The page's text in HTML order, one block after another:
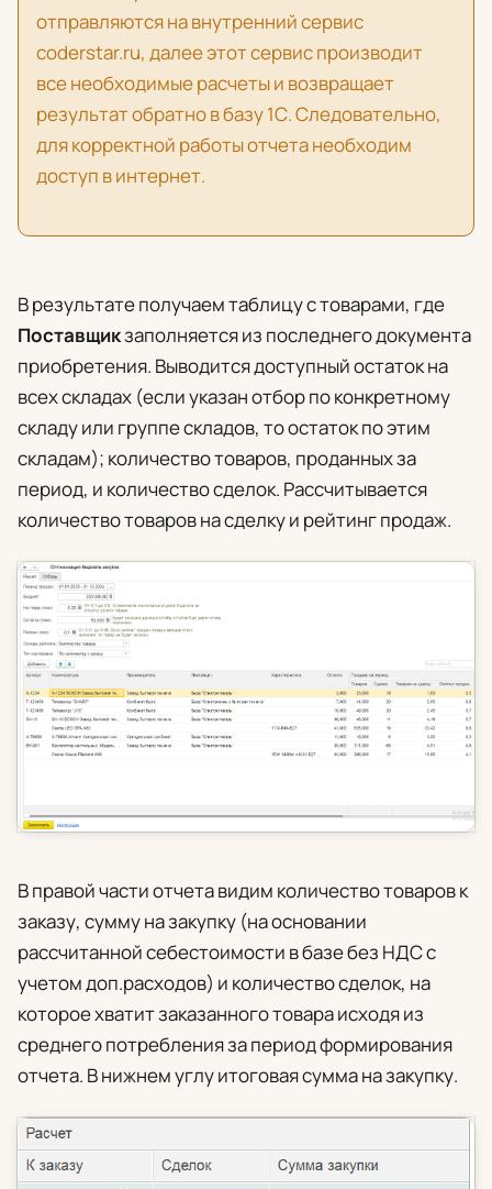
отправляются на внутренний сервис
coderstar.ru, далее этот сервис производит
все необходимые расчеты и возвращает
результат обратно в базу 1С. Следовательно,
для корректной работы отчета необходим
доступ в интернет.
В результате получаем таблицу с товарами, где
Поставщикзаполняется из последнего документа
приобретения. Выводится доступный остаток на
всех складах (если указан отбор по конкретному
складу или группе складов, то остаток по этим
складам); количество товаров, проданных за
период, и количество сделок. Рассчитывается
количество товаров на сделку и рейтинг продаж.
В правой части отчета видим количество товаров к
заказу, сумму на закупку (на основании
рассчитанной себестоимости в базе без НДС с
учетом доп.расходов) и количество сделок, на
которое хватит заказанного товара исходя из
среднего потребления за период формирования
отчета. В нижнем углу итоговая сумма на закупку.